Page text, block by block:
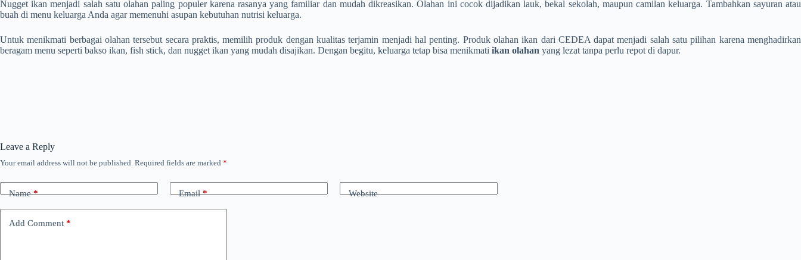
Nugget ikan menjadi salah satu olahan paling populer karena rasanya yang familiar dan mudah dikreasikan. Olahan ini cocok dijadikan lauk, bekal sekolah, maupun camilan keluarga. Tambahkan sayuran atau
buah di menu keluarga Anda agar memenuhi asupan kebutuhan nutrisi keluarga.
Untuk menikmati berbagai olahan tersebut secara praktis, memilih produk dengan kualitas terjamin menjadi hal penting. Produk olahan ikan dari CEDEA dapat menjadi salah satu pilihan karena menghadirkan
beragam menu seperti bakso ikan, fish stick, dan nugget ikan yang mudah disajikan. Dengan begitu, keluarga tetap bisa menikmati ikan olahan yang lezat tanpa perlu repot di dapur.
Leave a Reply
Your email address will not be published. Required fields are marked *
Name* Email* Website
Add Comment *